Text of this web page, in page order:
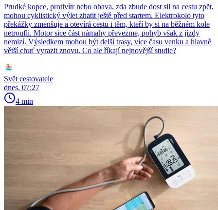
Prudké kopce, protivítr nebo obava, zda zbude dost sil na cestu zpět,
mohou cyklistický výlet zhatit ještě před startem. Elektrokolo tyto
překážky zmenšuje a otevírá cestu i těm, kteří by si na běžném kole
netroufli. Motor sice část námahy převezme, pohyb však z jízdy
nemizí. Výsledkem mohou být delší trasy, více času venku a hlavně
větší chuť vyrazit znovu. Co ale říkají nejnovější studie?
Svět cestovatele
dnes, 07:27
4 min